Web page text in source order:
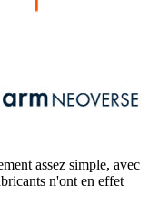
assez simple, avec
n'ont en effet